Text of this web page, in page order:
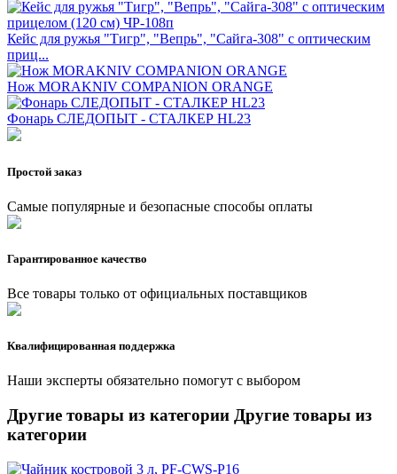
Кейс для ружья "Тигр", "Вепрь", "Сайга-308" с оптическим
приц...
Нож MORAKNIV COMPANION ORANGE
Фонарь СЛЕДОПЫТ - СТАЛКЕР HL23
Простой заказ
Самые популярные и безопасные способы оплаты
Гарантированное качество
Все товары только от официальных поставщиков
Квалифицированная поддержка
Наши эксперты обязательно помогут с выбором
Другие товары из категории Другие товары из
категории